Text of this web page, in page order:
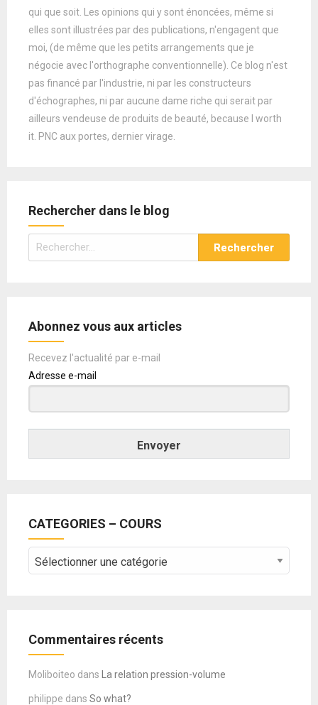
qui que soit. Les opinions qui y sont énoncées, même si
elles sont illustrées par des publications, n'engagent que
moi, (de même que les petits arrangements que je
négocie avec l'orthographe conventionnelle). Ce blog n'est
pas financé par l'industrie, ni par les constructeurs
d'échographes, ni par aucune dame riche qui serait par
ailleurs vendeuse de produits de beauté, because I worth
it. PNC aux portes, dernier virage.
Rechercher dans le blog
Rechercher :
Abonnez vous aux articles
Recevez l'actualité par e-mail
Adresse e-mail
Envoyer
CATEGORIES – COURS
–
Commentaires récents
Moliboiteo dans La relation pression-volume
philippe dans So what?